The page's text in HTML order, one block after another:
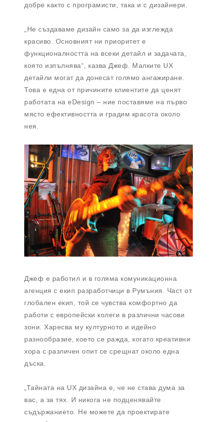
добре както с програмисти, така и с дизайнери.
„Не създаваме дизайн само за да изглежда
красиво. Основният ни приоритет е
функционалността на всеки детайл и задачата,
която изпълнява“, казва Джеф. Малките UX
детайли могат да донесат голямо ангажиране.
Това е една от причините клиентите да ценят
работата на eDesign – ние поставяме на първо
място ефективността и градим красота около
нея.
Джеф е работил и в голяма комуникационна
агенция с екип разработчици в Румъния. Част от
глобален екип, той се чувства комфортно да
работи с европейски колеги в различни часови
зони. Харесва му културното и идейно
разнообразие, което се ражда, когато креативни
хора с различен опит се срещнат около една
дъска.
„Тайната на UX дизайна е, че не става дума за
вас, а за тях. И никога не подценявайте
съдържанието. Не можете да проектирате